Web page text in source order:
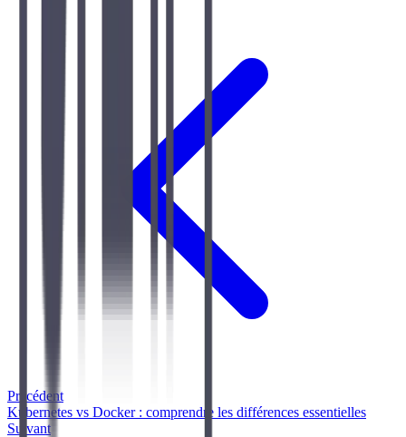
Précédent
Kubernetes vs Docker : comprendre les différences essentielles
Suivant